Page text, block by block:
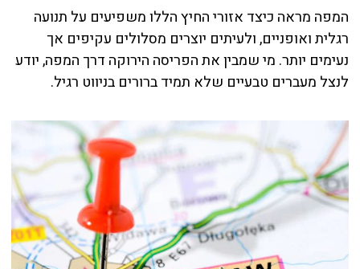
המפה מראה כיצד אזורי החיץ הללו משפיעים על תנועה
רגלית ואופניים, ולעיתים יוצרים מסלולים עקיפים אך
נעימים יותר. מי שמבין את הפריסה הירוקה דרך המפה, יודע
לנצל מעברים טבעיים שלא תמיד ברורים בניווט רגיל.